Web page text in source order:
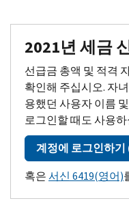
2021년 세금
선급금 총액 및 적격
확인해 주십시오. 자
용했던 사용자 이름
로그인할 때도 사용
계정에 로그인하기
혹은서신 6419(영어)